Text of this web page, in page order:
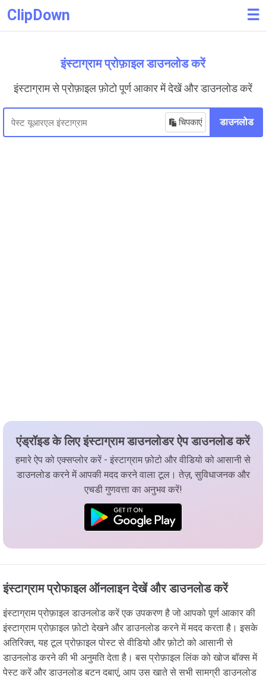
ClipDown ☰
इंस्टाग्राम प्रोफ़ाइल डाउनलोड करें
इंस्टाग्राम से प्रोफ़ाइल फ़ोटो पूर्ण आकार में देखें और डाउनलोड करें
चिपकाएं डाउनलोड
एंड्रॉइड के लिए इंस्टाग्राम डाउनलोडर ऐप डाउनलोड करें
हमारे ऐप को एक्सप्लोर करें - इंस्टाग्राम फ़ोटो और वीडियो को आसानी से
डाउनलोड करने में आपकी मदद करने वाला टूल। तेज़, सुविधाजनक और
एचडी गुणवत्ता का अनुभव करें!
इंस्टाग्राम प्रोफाइल ऑनलाइन देखें और डाउनलोड करें
इंस्टाग्राम प्रोफ़ाइल डाउनलोड करें एक उपकरण है जो आपको पूर्ण आकार की
इंस्टाग्राम प्रोफ़ाइल फ़ोटो देखने और डाउनलोड करने में मदद करता है। इसके
अतिरिक्त, यह टूल प्रोफ़ाइल पोस्ट से वीडियो और फ़ोटो को आसानी से
डाउनलोड करने की भी अनुमति देता है। बस प्रोफ़ाइल लिंक को खोज बॉक्स में
पेस्ट करें और डाउनलोड बटन दबाएं, आप उस खाते से सभी सामग्री डाउनलोड